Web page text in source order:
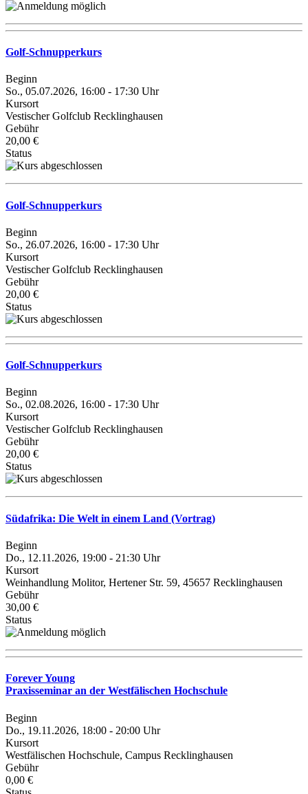
Golf-Schnupperkurs
Beginn
So., 05.07.2026, 16:00 - 17:30 Uhr
Kursort
Vestischer Golfclub Recklinghausen
Gebühr
20,00 €
Status
Golf-Schnupperkurs
Beginn
So., 26.07.2026, 16:00 - 17:30 Uhr
Kursort
Vestischer Golfclub Recklinghausen
Gebühr
20,00 €
Status
Golf-Schnupperkurs
Beginn
So., 02.08.2026, 16:00 - 17:30 Uhr
Kursort
Vestischer Golfclub Recklinghausen
Gebühr
20,00 €
Status
Südafrika: Die Welt in einem Land (Vortrag)
Beginn
Do., 12.11.2026, 19:00 - 21:30 Uhr
Kursort
Weinhandlung Molitor, Hertener Str. 59, 45657 Recklinghausen
Gebühr
30,00 €
Status
Forever Young
Praxisseminar an der Westfälischen Hochschule
Beginn
Do., 19.11.2026, 18:00 - 20:00 Uhr
Kursort
Westfälischen Hochschule, Campus Recklinghausen
Gebühr
0,00 €